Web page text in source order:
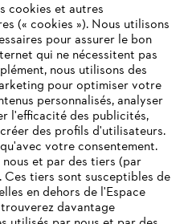
cookies et autres
(« cookies »). Nous utilisons
pour assurer le bon
qui ne nécessitent pas
nous utilisons des
pour optimiser votre
personnalisés, analyser
l'efficacité des publicités,
des profils d'utilisateurs.
votre consentement.
et par des tiers (par
Ces tiers sont susceptibles de
en dehors de l'Espace
davantage